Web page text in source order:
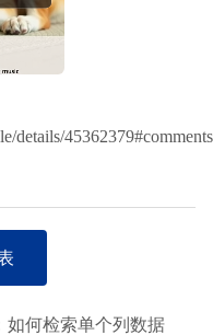
details/45362379#comments
如何检索单个列数据